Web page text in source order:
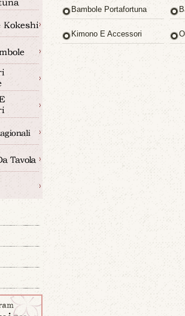
Bambole Portafortuna
Kimono E Accessori